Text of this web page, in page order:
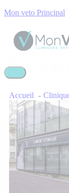
Mon veto Principal
Accueil